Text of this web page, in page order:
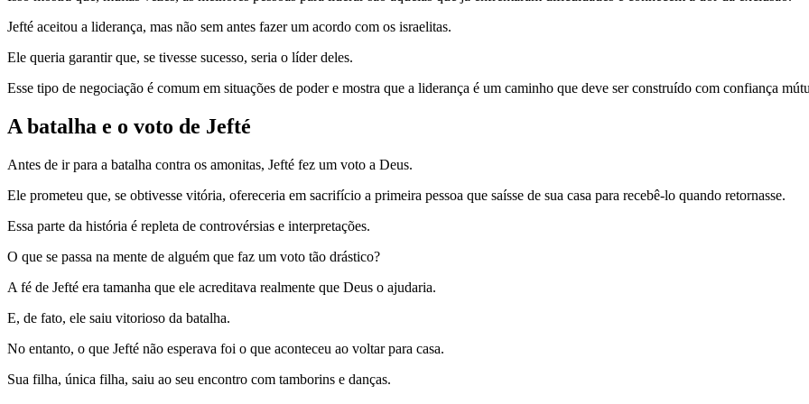
Jefté aceitou a liderança, mas não sem antes fazer um acordo com os israelitas.
Ele queria garantir que, se tivesse sucesso, seria o líder deles.
Esse tipo de negociação é comum em situações de poder e mostra que a liderança é um caminho que deve ser construído com confiança
A batalha e o voto de Jefté
Antes de ir para a batalha contra os amonitas, Jefté fez um voto a Deus.
Ele prometeu que, se obtivesse vitória, ofereceria em sacrifício a primeira pessoa que saísse de sua casa para recebê-lo quando retornasse.
Essa parte da história é repleta de controvérsias e interpretações.
O que se passa na mente de alguém que faz um voto tão drástico?
A fé de Jefté era tamanha que ele acreditava realmente que Deus o ajudaria.
E, de fato, ele saiu vitorioso da batalha.
No entanto, o que Jefté não esperava foi o que aconteceu ao voltar para casa.
Sua filha, única filha, saiu ao seu encontro com tamborins e danças.